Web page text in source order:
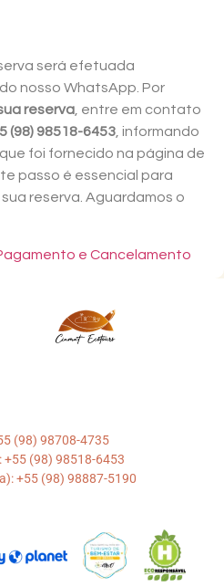
será efetuada
nosso WhatsApp. Por
reserva, entre em contato
(98) 98518-6453, informando
foi fornecido na página de
passo é essencial para
reserva. Aguardamos o
e Cancelamento
(98) 98708-4735
+55 (98) 98518-6453
+55 (98) 98887-5190